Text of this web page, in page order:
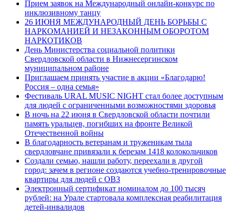
Прием заявок на Международный онлайн-конкурс по
инклюзивному танцу
26 ИЮНЯ МЕЖДУНАРОДНЫЙ ДЕНЬ БОРЬБЫ С
НАРКОМАНИЕЙ И НЕЗАКОННЫМ ОБОРОТОМ
НАРКОТИКОВ
День Министерства социальной политики
Свердловской области в Нижнесергинском
муниципальном районе
Приглашаем принять участие в акции «Благодарю!
Россия – одна семья»
Фестиваль URAL MUSIC NIGHT стал более доступным
для людей с ограниченными возможностями здоровья
В ночь на 22 июня в Свердловской области почтили
память уральцев, погибших на фронте Великой
Отечественной войны
В благодарность ветеранам и труженикам тыла
свердловчане привязали к березам 1418 колокольчиков
Создали семью, нашли работу, переехали в другой
город: зачем в регионе создаются учебно-тренировочные
квартиры для людей с ОВЗ
Электронный сертификат номиналом до 100 тысяч
рублей: на Урале стартовала комплексная реабилитация
детей-инвалидов